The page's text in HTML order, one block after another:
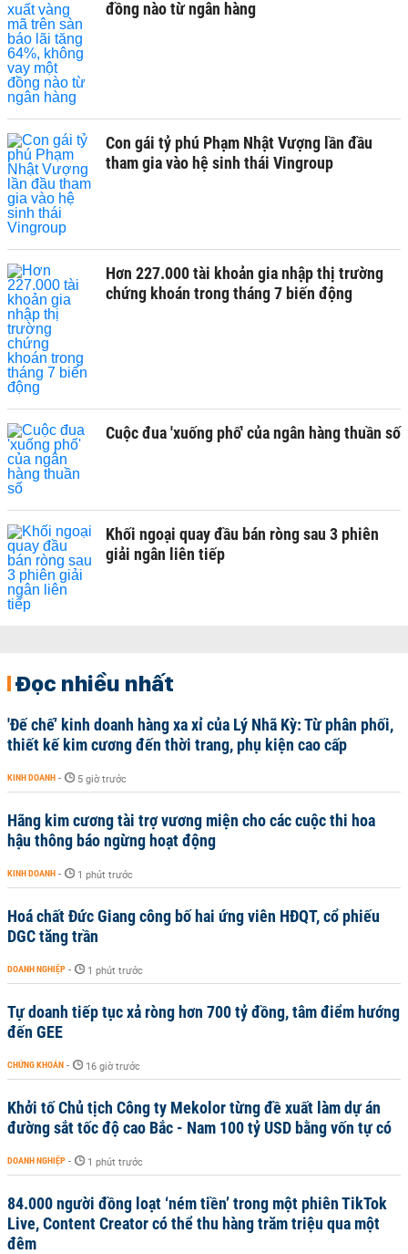
đồng nào từ ngân hàng
Con gái tỷ phú Phạm Nhật Vượng lần đầu
tham gia vào hệ sinh thái Vingroup
Hơn 227.000 tài khoản gia nhập thị trường
chứng khoán trong tháng 7 biến động
Cuộc đua 'xuống phố' của ngân hàng thuần số
Khối ngoại quay đầu bán ròng sau 3 phiên
giải ngân liên tiếp
Đọc nhiều nhất
'Đế chế’ kinh doanh hàng xa xỉ của Lý Nhã Kỳ: Từ phân phối,
thiết kế kim cương đến thời trang, phụ kiện cao cấp
KINH DOANH - 5 giờ trước
Hãng kim cương tài trợ vương miện cho các cuộc thi hoa
hậu thông báo ngừng hoạt động
KINH DOANH - 1 phút trước
Hoá chất Đức Giang công bố hai ứng viên HĐQT, cổ phiếu
DGC tăng trần
DOANH NGHIỆP - 1 phút trước
Tự doanh tiếp tục xả ròng hơn 700 tỷ đồng, tâm điểm hướng
đến GEE
CHỨNG KHOÁN - 16 giờ trước
Khởi tố Chủ tịch Công ty Mekolor từng đề xuất làm dự án
đường sắt tốc độ cao Bắc - Nam 100 tỷ USD bằng vốn tự có
DOANH NGHIỆP - 1 phút trước
84.000 người đồng loạt ‘ném tiền’ trong một phiên TikTok
Live, Content Creator có thể thu hàng trăm triệu qua một
đêm